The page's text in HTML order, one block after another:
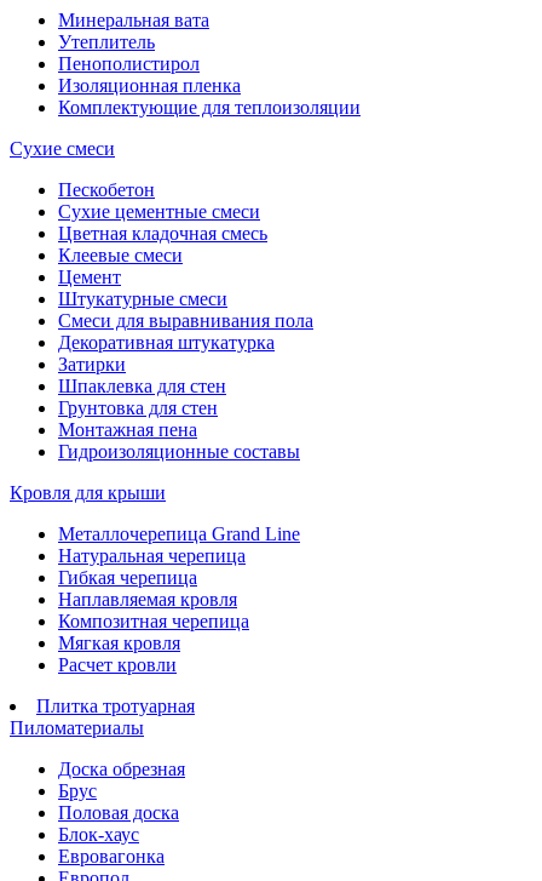
Минеральная вата
Утеплитель
Пенополистирол
Изоляционная пленка
Комплектующие для теплоизоляции
Сухие смеси
Пескобетон
Сухие цементные смеси
Цветная кладочная смесь
Клеевые смеси
Цемент
Штукатурные смеси
Смеси для выравнивания пола
Декоративная штукатурка
Затирки
Шпаклевка для стен
Грунтовка для стен
Монтажная пена
Гидроизоляционные составы
Кровля для крыши
Металлочерепица Grand Line
Натуральная черепица
Гибкая черепица
Наплавляемая кровля
Композитная черепица
Мягкая кровля
Расчет кровли
Плитка тротуарная
Пиломатериалы
Доска обрезная
Брус
Половая доска
Блок-хаус
Евровагонка